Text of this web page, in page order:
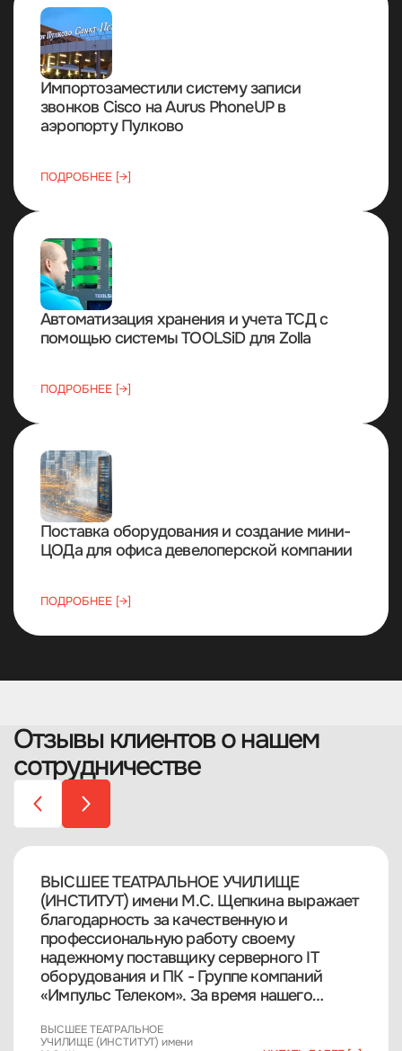
Импортозаместили систему записи
звонков Cisco на Aurus PhoneUP в
аэропорту Пулково
ПОДРОБНЕЕ [→]
Автоматизация хранения и учета ТСД с
помощью системы TOOLSiD для Zolla
ПОДРОБНЕЕ [→]
Поставка оборудования и создание мини-
ЦОДа для офиса девелоперской компании
ПОДРОБНЕЕ [→]
Отзывы клиентов о нашем
сотрудничестве
ВЫСШЕЕ ТЕАТРАЛЬНОЕ УЧИЛИЩЕ
(ИНСТИТУТ) имени М.С. Щепкина выражает
благодарность за качественную и
профессиональную работу своему
надежному поставщику серверного IT
оборудования и ПК - Группе компаний
«Импульс Телеком». За время нашего
зарекомендовала себя с положительной
ВЫСШЕЕ ТЕАТРАЛЬНОЕ
УЧИЛИЩЕ (ИНСТИТУТ) имени